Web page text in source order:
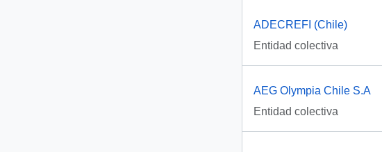
ADECREFI (Chile)
Entidad colectiva
AEG Olympia Chile S.A
Entidad colectiva